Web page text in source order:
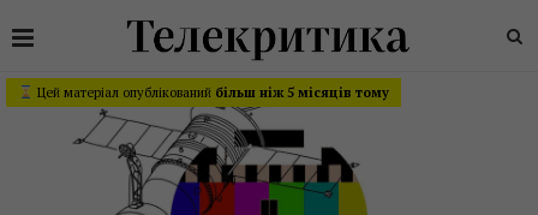
Цей матеріал опублікований більш ніж 5 місяців тому